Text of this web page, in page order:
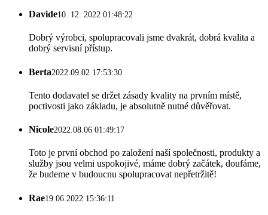
Davide10. 12. 2022 01:48:22
Dobrý výrobci, spolupracovali jsme dvakrát, dobrá kvalita a
dobrý servisní přístup.
Berta2022.09.02 17:53:30
Tento dodavatel se držet zásady kvality na prvním místě,
poctivosti jako základu, je absolutně nutné důvěřovat.
Nicole2022.08.06 01:49:17
Toto je první obchod po založení naší společnosti, produkty a
služby jsou velmi uspokojivé, máme dobrý začátek, doufáme,
že budeme v budoucnu spolupracovat nepřetržitě!
Rae19.06.2022 15:36:11